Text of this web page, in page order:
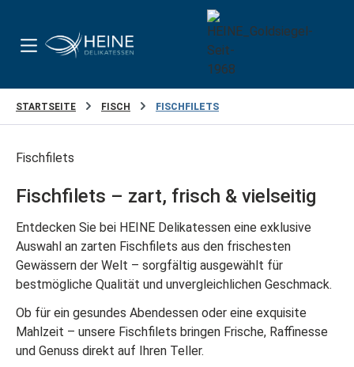
STARTSEITE FISCH FISCHFILETS
Fischfilets
Fischfilets – zart, frisch & vielseitig
Entdecken Sie bei HEINE Delikatessen eine exklusive
Auswahl an zarten Fischfilets aus den frischesten
Gewässern der Welt – sorgfältig ausgewählt für
bestmögliche Qualität und unvergleichlichen Geschmack.
Ob für ein gesundes Abendessen oder eine exquisite
Mahlzeit – unsere Fischfilets bringen Frische, Raffinesse
und Genuss direkt auf Ihren Teller.